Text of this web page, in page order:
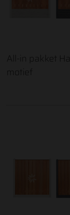
All-in pakket
motief